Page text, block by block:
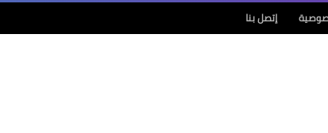
إتصل بنا